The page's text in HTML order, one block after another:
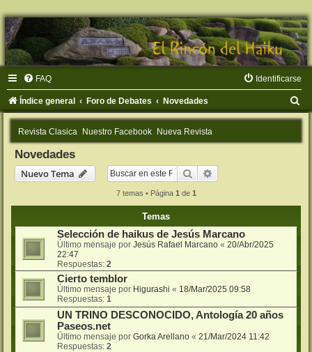
FAQ Identificarse
Índice general Foro de Debates Novedades
u
Revista Clasica Nuestro Facebook Nueva Revista
Novedades
Nuevo Tema
Buscar
7 temas • Página 1 de 1
Temas
Selección de haikus de Jesús Marcano
Último mensaje por Jesús Rafael Marcano « 20/Abr/2025
22:47
Respuestas: 2
Cierto temblor
Último mensaje por Higurashi « 18/Mar/2025 09:58
Respuestas: 1
UN TRINO DESCONOCIDO, Antología 20 años
Paseos.net
Último mensaje por Gorka Arellano « 21/Mar/2024 11:42
Respuestas: 2